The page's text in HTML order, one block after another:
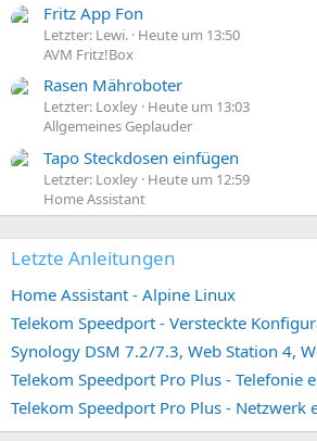
Fritz App Fon
Letzter: Lewi. Heute um 13:50
AVM Fritz!Box
Rasen Mähroboter
Letzter: Loxley Heute um 13:03
Allgemeines Geplauder
Tapo Steckdosen einfügen
Letzter: Loxley Heute um 12:59
Home Assistant
Letzte Anleitungen
Home Assistant - Alpine Linux
Telekom Speedport - Versteckte
Telekom Speedport Pro Plus - Telefonie
Telekom Speedport Pro Plus - Netzwerk